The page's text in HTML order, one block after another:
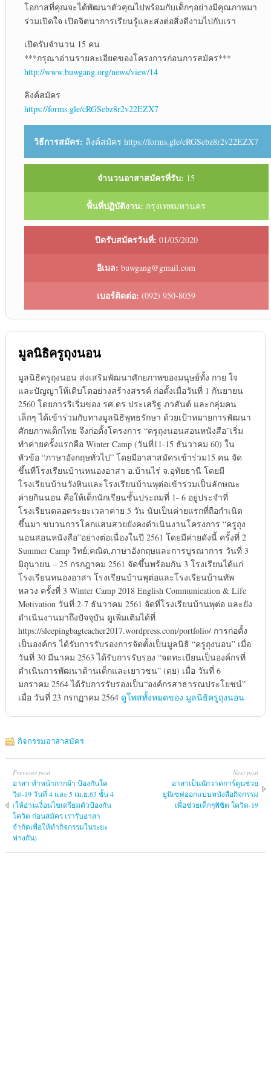
โอกาสที่คุณจะได้พัฒนาตัวคุณไปพร้อมกับเด็กๆอย่างมีคุณภาพมา
ร่วมเปิดใจ เปิดจิตนาการเรียนรู้และส่งต่อสิ่งดีงามไปกับเรา
เปิดรับจำนวน 15 คน
***กรุณาอ่านรายละเอียดของโครงการก่อนการสมัคร***
http://www.buwgang.org/news/view/14
ลิงค์สมัคร
https://forms.gle/cRGSebz8r2v22EZX7
วิธีการสมัคร: ลิงค์สมัคร https://forms.gle/cRGSebz8r2v22EZX7
จำนวนอาสาสมัครที่รับ: 15
พื้นที่ปฏิบัติงาน: กรุงเทพมหานคร
ปิดรับสมัครวันที่: 01/05/2020
อีเมล: buwgang@gmail.com
เบอร์ติดต่อ: (092) 950-8059
มูลนิธิครูถุงนอน
มูลนิธิครูถุงนอน ส่งเสริมพัฒนาศักยภาพของมนุษย์ทั้ง กาย ใจ
และปัญญาให้เติบโตอย่างสร้างสรรค์ ก่อตั้งเมื่อวันที่ 1 กันยายน
2560 โดยการริเริ่มของ รศ.ดร ประเสริฐ ภวสันต์ และกลุ่มคน
เล็กๆ ได้เข้าร่วมกับทางมูลนิธิพุทธรักษา ด้วยเป้าหมายการพัฒนา
ศักยภาพเด็กไทย จึงก่อตั้งโครงการ “ครูถุงนอนสอนหนังสือ”เริ่ม
ทำค่ายครั้งแรกคือ Winter Camp (วันที่11-15 ธันวาคม 60) ใน
หัวข้อ “ภาษาอังกฤษทั่วไป” โดยมีอาสาสมัครเข้าร่วม15 คน จัด
ขึ้นที่โรงเรียนบ้านหนองอาสา อ.บ้านไร่ จ.อุทัยธานี โดยมี
โรงเรียนบ้านวังหินและโรงเรียนบ้านพุต่อเข้าร่วมเป็นลักษณะ
ค่ายกินนอน คือให้เด็กนักเรียนชั้นประถมที่ 1- 6 อยู่ประจำที่
โรงเรียนตลอดระยะเวลาค่าย 5 วัน นับเป็นค่ายแรกที่ถือกำเนิด
ขึ้นมา ขบวนการโลกแสนสวยยังคงดำเนินงานโครงการ “ครูถุง
นอนสอนหนังสือ”อย่างต่อเนื่องในปี 2561 โดยมีค่ายดังนี้ ครั้งที่ 2
Summer Camp วิทย์,คณิต,ภาษาอังกฤษและการบูรณาการ วันที่ 3
มิถุนายน – 25 กรกฎาคม 2561 จัดขึ้นพร้อมกัน 3 โรงเรียนได้แก่
โรงเรียนหนองอาสา โรงเรียนบ้านพุต่อและโรงเรียนบ้านทัพ
หลวง ครั้งที่ 3 Winter Camp 2018 English Communication & Life
Motivation วันที่ 2-7 ธันวาคม 2561 จัดที่โรงเรียนบ้านพุต่อ และยัง
ดำเนินงานมาถึงปัจจุบัน ดูเพิ่มเติมได้ที่
https://sleepingbagteacher2017.wordpress.com/portfolio/ การก่อตั้ง
เป็นองค์กร ได้รับการรับรองการจัดตั้งเป็นมูลนิธิ “ครูถุงนอน” เมื่อ
วันที่ 30 มีนาคม 2563 ได้รับการรับรอง “จดทะเบียนเป็นองค์กรที่
ดำเนินการพัฒนาด้านเด็กและเยาวชน” (ดย) เมื่อ วันที่ 6
มกราคม 2564 ได้รับการรับรองเป็น“องค์กรสาธารณประโยชน์”
เมื่อ วันที่ 23 กรกฏาคม 2564 ดูโพสทั้งหมดของ มูลนิธิครูถุงนอน
กิจกรรมอาสาสมัคร
Previous post
อาสา ทำหน้ากากผ้า ป้องกันโค
วิด-19 วันที่ 4 และ 5 เม.ย.63 ชั้น 4
(ให้อ่านเงื่อนไขเตรียมตัวป้องกัน
โควิด ก่อนสมัคร เรารับอาสา
จำกัดเพื่อให้ทำกิจกรรมในระยะ
ห่างกัน)
Next post
อาสาเป็นนักวาดการ์ตูนช่วย
ยูนิเซฟออกแบบหนังสือกิจกรรม
เพื่อช่วยเด็กๆพิชิต โควิด-19